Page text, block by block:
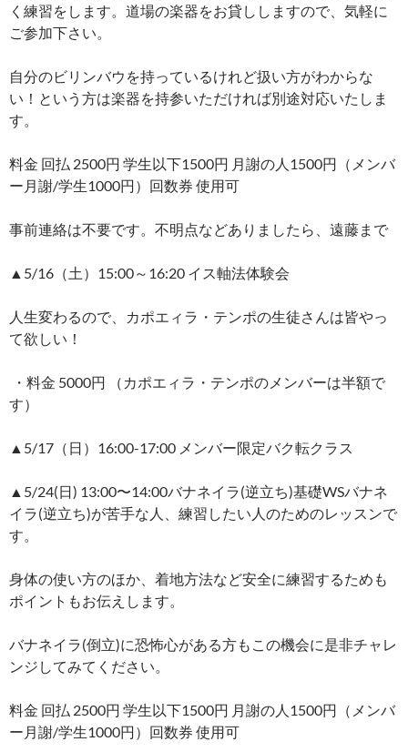
く練習をします。道場の楽器をお貸ししますので、気軽に
ご参加下さい。
自分のビリンバウを持っているけれど扱い方がわからな
い！という方は楽器を持参いただければ別途対応いたしま
す。
料金 回払 2500円 学生以下1500円 月謝の人1500円（メンバ
ー月謝/学生1000円）回数券 使用可
事前連絡は不要です。不明点などありましたら、遠藤まで
▲5/16（土）15:00～16:20 イス軸法体験会
人生変わるので、カポエィラ・テンポの生徒さんは皆やっ
て欲しい！
・料金 5000円 （カポエィラ・テンポのメンバーは半額で
す）
▲5/17（日）16:00-17:00 メンバー限定バク転クラス
▲5/24(日) 13:00〜14:00バナネイラ(逆立ち)基礎WSバナネ
イラ(逆立ち)が苦手な人、練習したい人のためのレッスンで
す。
身体の使い方のほか、着地方法など安全に練習するためも
ポイントもお伝えします。
バナネイラ(倒立)に恐怖心がある方もこの機会に是非チャレ
ンジしてみてください。
料金 回払 2500円 学生以下1500円 月謝の人1500円（メンバ
ー月謝/学生1000円）回数券 使用可